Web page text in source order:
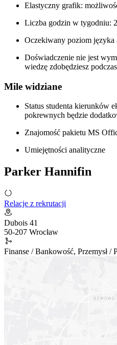
Elastyczny grafik:
Liczba godzin w tygodniu:
Oczekiwany poziom języka
Doświadczenie nie jest
wiedzę zdobędziesz
Mile widziane
Status studenta kierunków
pokrewnych będzie
Znajomość pakietu MS
Umiejętności analityczne
Parker Hannifin
Relacje z rekrutacji
Dubois 41
50-207 Wrocław
Finanse / Bankowość, Przemysł /